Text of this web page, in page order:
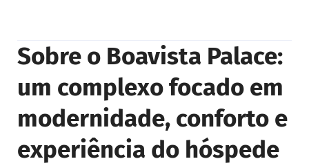
Sobre o Boavista Palace:
um complexo focado em
modernidade, conforto e
experiência do hóspede